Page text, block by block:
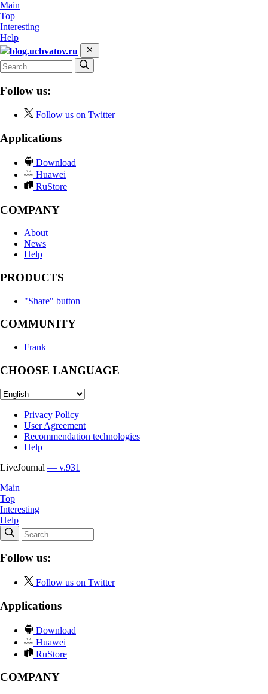
Main
Top
Interesting
Help
blog.uchvatov.ru
Follow us:
Follow us on Twitter
Applications
Download
Huawei
RuStore
COMPANY
About
News
Help
PRODUCTS
"Share" button
COMMUNITY
Frank
CHOOSE LANGUAGE
Privacy Policy
User Agreement
Recommendation technologies
Help
LiveJournal — v.931
Main
Top
Interesting
Help
Follow us:
Follow us on Twitter
Applications
Download
Huawei
RuStore
COMPANY